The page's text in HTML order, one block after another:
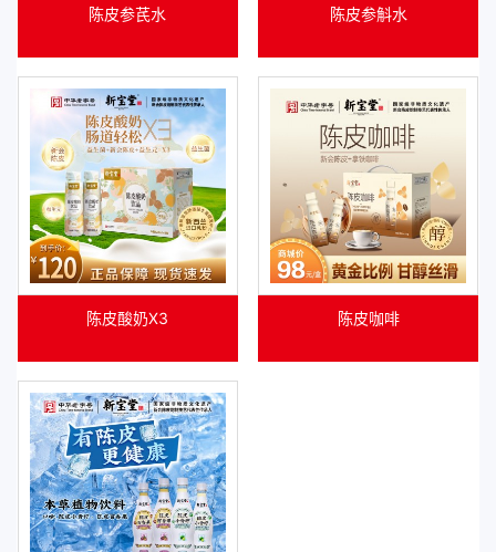
陈皮参芪水 陈皮参斛水
陈皮酸奶X3 陈皮咖啡